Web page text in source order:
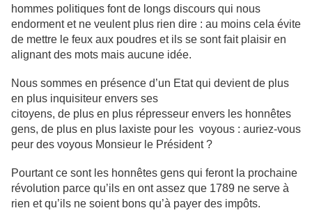
hommes politiques font de longs discours qui nous
endorment et ne veulent plus rien dire : au moins cela évite
de mettre le feux aux poudres et ils se sont fait plaisir en
alignant des mots mais aucune idée.
Nous sommes en présence d’un Etat qui devient de plus
en plus inquisiteur envers ses
citoyens, de plus en plus répresseur envers les honnêtes
gens, de plus en plus laxiste pour les voyous : auriez-vous
peur des voyous Monsieur le Président ?
Pourtant ce sont les honnêtes gens qui feront la prochaine
révolution parce qu’ils en ont assez que 1789 ne serve à
rien et qu’ils ne soient bons qu’à payer des impôts.